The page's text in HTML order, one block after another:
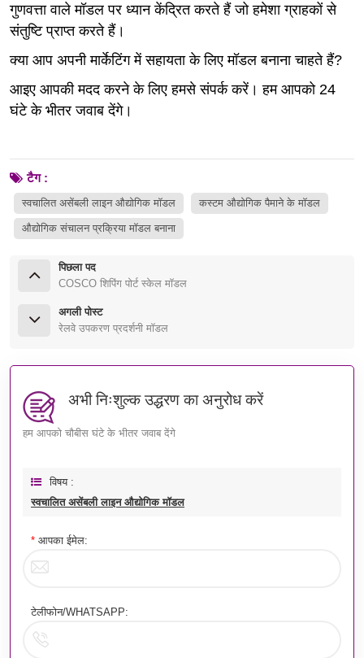
गुणवत्ता वाले मॉडल पर ध्यान केंद्रित करते हैं जो हमेशा ग्राहकों से
संतुष्टि प्राप्त करते हैं।
क्या आप अपनी मार्केटिंग में सहायता के लिए मॉडल बनाना चाहते हैं?
आइए आपकी मदद करने के लिए हमसे संपर्क करें। हम आपको 24
घंटे के भीतर जवाब देंगे।
टैग :
स्वचालित असेंबली लाइन औद्योगिक मॉडल कस्टम औद्योगिक पैमाने के मॉडल
औद्योगिक संचालन प्रक्रिया मॉडल बनाना
पिछला पद
COSCO शिपिंग पोर्ट स्केल मॉडल
अगली पोस्ट
रेलवे उपकरण प्रदर्शनी मॉडल
अभी निःशुल्क उद्धरण का अनुरोध करें
हम आपको चौबीस घंटे के भीतर जवाब देंगे
विषय :
स्वचालित असेंबली लाइन औद्योगिक मॉडल
* आपका ईमेल:
टेलीफोन/WHATSAPP: